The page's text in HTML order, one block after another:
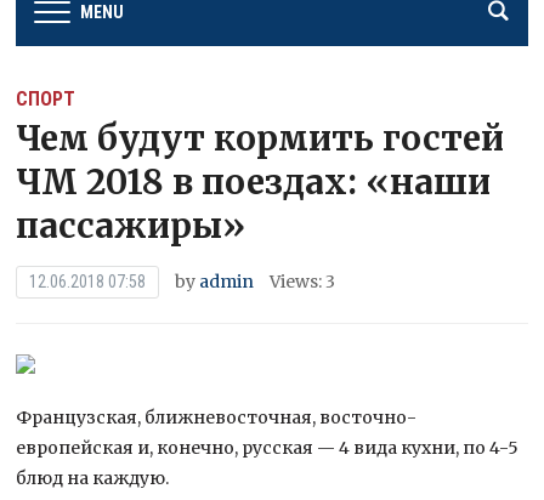
MENU
СПОРТ
Чем будут кормить гостей
ЧМ 2018 в поездах: «наши
пассажиры»
12.06.2018 07:58 by admin Views: 3
Французская, ближневосточная, восточно-
европейская и, конечно, русская — 4 вида кухни, по 4-5
блюд на каждую.